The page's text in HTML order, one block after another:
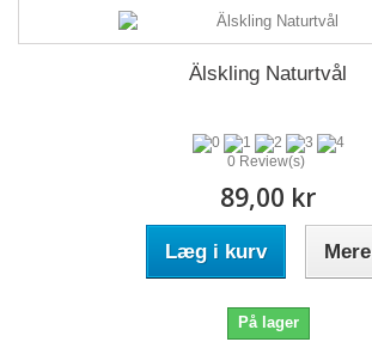
Älskling Naturtvål
0 Review(s)
89,00 kr
Læg i kurv Mere
På lager